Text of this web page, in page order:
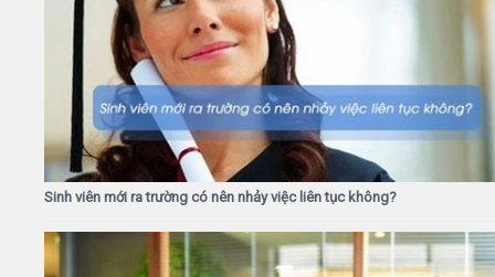
Sinh viên mới ra trường có nên nhảy việc liên tục không?